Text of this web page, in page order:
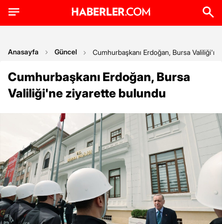
Anasayfa Güncel Cumhurbaşkanı Erdoğan, Bursa
Cumhurbaşkanı Erdoğan, Bursa
Valiliği'ne ziyarette bulundu